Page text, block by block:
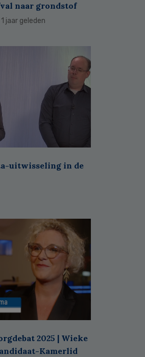
naar grondstof
1 jaar geleden
uitwisseling in de
2025 | Wieke
Kamerlid